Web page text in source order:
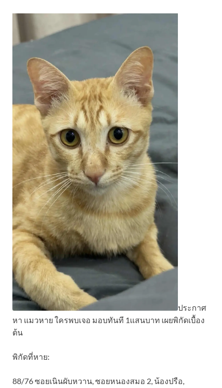
ประกาศ
หา แมวหาย ใครพบเจอ มอบทันที 1แสนบาท เผยพิกัดเบื้อง
ต้น
พิกัดที่หาย:
88/76 ซอยเนินผับหวาน, ซอยหนองสมอ 2, น้องปรือ,